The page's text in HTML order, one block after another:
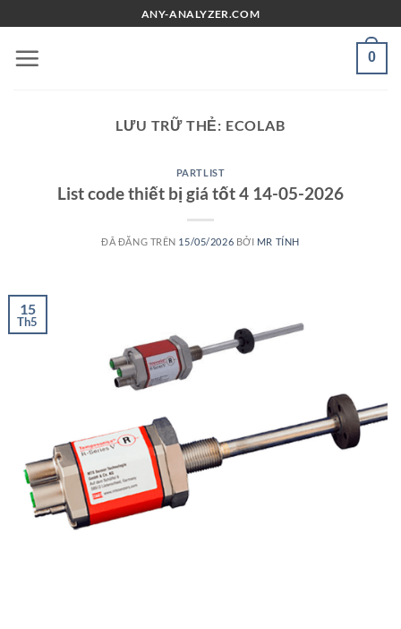
đến
nội
ANY-ANALYZER.COM
0
LƯU TRỮ THẺ: ECOLAB
PARTLIST
List code thiết bị giá tốt 4 14-05-2026
ĐÃ ĐĂNG TRÊN 15/05/2026 BỞI MR TÍNH
15
Th5